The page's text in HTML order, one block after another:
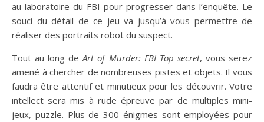
au laboratoire du FBI pour progresser dans l’enquête. Le
souci du détail de ce jeu va jusqu’à vous permettre de
réaliser des portraits robot du suspect.
Tout au long deArt of Murder: FBI Top secret, vous serez
amené à chercher de nombreuses pistes et objets. Il vous
faudra être attentif et minutieux pour les découvrir. Votre
intellect sera mis à rude épreuve par de multiples mini-
jeux, puzzle. Plus de 300 énigmes sont employées pour